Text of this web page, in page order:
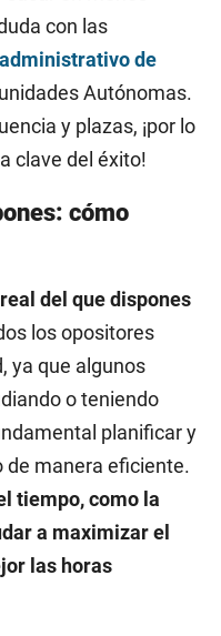
con las
de
Autónomas.
y plazas, ¡por lo
clave del éxito!
cómo
del que dispones
los opositores
ya que algunos
o teniendo
planificar y
de manera eficiente.
tiempo, como la
a maximizar el
las horas